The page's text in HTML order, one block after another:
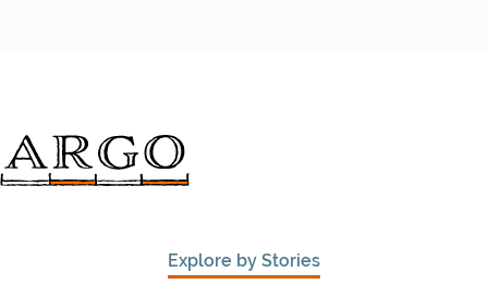
Explore by Stories